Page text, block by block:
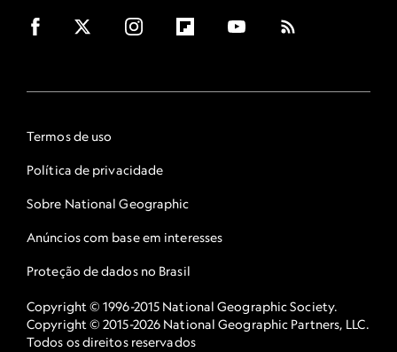
Termos de uso
Política de privacidade
Sobre National Geographic
Anúncios com base em interesses
Proteção de dados no Brasil
Copyright © 1996-2015 National Geographic Society.
Copyright © 2015-2026 National Geographic Partners, LLC.
Todos os direitos reservados